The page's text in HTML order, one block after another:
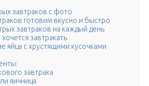
завтраков с фото
готовим вкусно и быстро
завтраков на каждый день
завтракать
яйца с хрустящими кусочками
завтрака
яичница